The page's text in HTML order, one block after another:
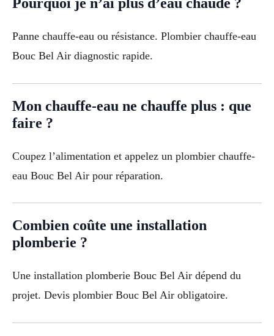
Panne chauffe-eau ou résistance. Plombier chauffe-eau
Bouc Bel Air diagnostic rapide.
Mon chauffe-eau ne chauffe plus : que
faire ?
Coupez l’alimentation et appelez un plombier chauffe-
eau Bouc Bel Air pour réparation.
Combien coûte une installation
plomberie ?
Une installation plomberie Bouc Bel Air dépend du
projet. Devis plombier Bouc Bel Air obligatoire.